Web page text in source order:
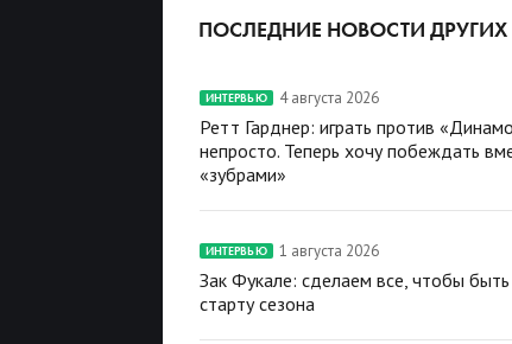
ПОСЛЕДНИЕ НОВОСТИ ДРУГИХ
ИНТЕРВЬЮ 4 августа 2026
Ретт Гарднер: играть против
непросто. Теперь хочу побеждать
«зубрами»
ИНТЕРВЬЮ 1 августа 2026
Зак Фукале: сделаем все, чтобы
старту сезона